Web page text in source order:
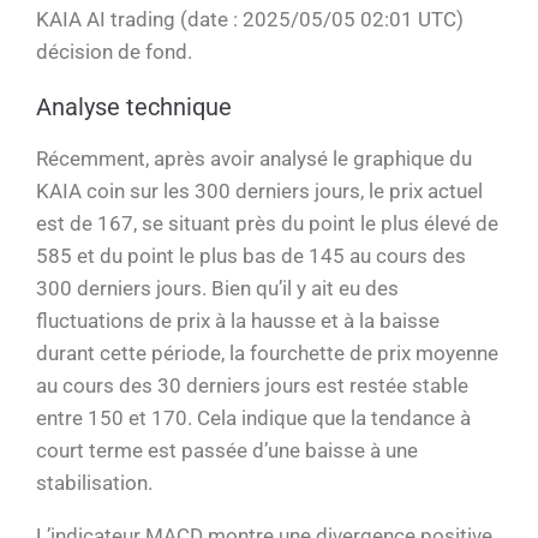
KAIA AI trading (date : 2025/05/05 02:01 UTC)
décision de fond.
Analyse technique
Récemment, après avoir analysé le graphique du
KAIA coin sur les 300 derniers jours, le prix actuel
est de 167, se situant près du point le plus élevé de
585 et du point le plus bas de 145 au cours des
300 derniers jours. Bien qu’il y ait eu des
fluctuations de prix à la hausse et à la baisse
durant cette période, la fourchette de prix moyenne
au cours des 30 derniers jours est restée stable
entre 150 et 170. Cela indique que la tendance à
court terme est passée d’une baisse à une
stabilisation.